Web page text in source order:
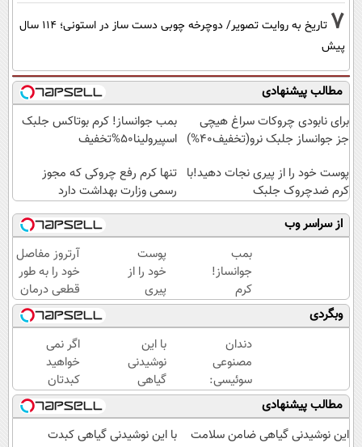
7
تاریخ به روایت تصویر/ دوچرخه چوبی دست ساز در استونی؛ 114 سال
پیش
مطالب پیشنهادی
برای نابودی چروکات سراغ هیچی
جز جوانساز جلبک نرو(تخفیف40%)
بمب جوانساز! کرم بوتاکس جلبک
اسپیرولینا50%تخفیف
پوست خود را از پیری نجات دهید!با
کرم ضدچروک جلبک
تنها کرم رفع چروکی که مجوز
رسمی وزارت بهداشت دارد
از سراسر وب
بمب
جوانساز!
کرم
بوتاکس
جلبک
اسپیرولینا50%تخفیف
پوست
خود را از
پیری
نجات
دهید!با
کرم
ضدچروک
جلبک
آرتروز مفاصل
خود را به طور
قطعی درمان
کنید!
◗پرسش‌نامه◖
وبگردی
دندان
مصنوعی
سوئیسی:
جدیدترین
فناوری
اروپا،
با این
نوشیدنی
گیاهی
سلامتی
کبدت
تضمینه!50%تخفیف
اگر نمی
خواهید
کبدتان
چرب
شود این
نوشیدنی
مطالب پیشنهادی
این نوشیدنی گیاهی ضامن سلامت
با این نوشیدنی گیاهی کبدت